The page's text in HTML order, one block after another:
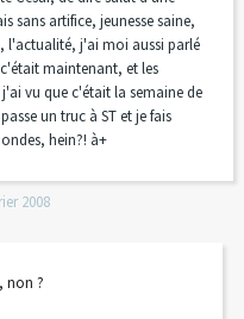
sans artifice, jeunesse saine,
l'actualité, j'ai moi aussi parlé
maintenant, et les
vu que c'était la semaine de
un truc à ST et je fais
hein?! à+
2008
non ?